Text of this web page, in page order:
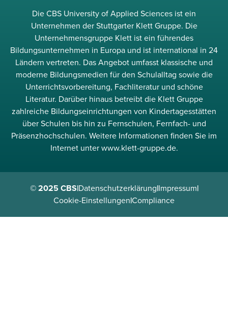
Die CBS University of Applied Sciences ist ein
Unternehmen der Stuttgarter Klett Gruppe. Die
Unternehmensgruppe Klett ist ein führendes
Bildungsunternehmen in Europa und ist international in 24
Ländern vertreten. Das Angebot umfasst klassische und
moderne Bildungsmedien für den Schulalltag sowie die
Unterrichtsvorbereitung, Fachliteratur und schöne
Literatur. Darüber hinaus betreibt die Klett Gruppe
zahlreiche Bildungseinrichtungen von Kindertagesstätten
über Schulen bis hin zu Fernschulen, Fernfach- und
Präsenzhochschulen. Weitere Informationen finden Sie im
Internet unter www.klett-gruppe.de.
© 2025 CBS|Datenschutzerklärung|Impressum|
Cookie-Einstellungen|Compliance